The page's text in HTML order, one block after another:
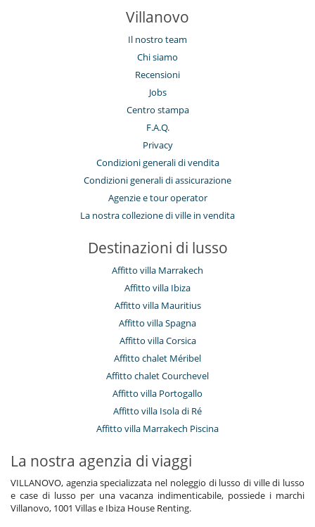
Villanovo
Il nostro team
Chi siamo
Recensioni
Jobs
Centro stampa
F.A.Q.
Privacy
Condizioni generali di vendita
Condizioni generali di assicurazione
Agenzie e tour operator
La nostra collezione di ville in vendita
Destinazioni di lusso
Affitto villa Marrakech
Affitto villa Ibiza
Affitto villa Mauritius
Affitto villa Spagna
Affitto villa Corsica
Affitto chalet Méribel
Affitto chalet Courchevel
Affitto villa Portogallo
Affitto villa Isola di Ré
Affitto villa Marrakech Piscina
La nostra agenzia di viaggi
VILLANOVO, agenzia specializzata nel noleggio di lusso di ville di lusso
e case di lusso per una vacanza indimenticabile, possiede i marchi
Villanovo, 1001 Villas e Ibiza House Renting.